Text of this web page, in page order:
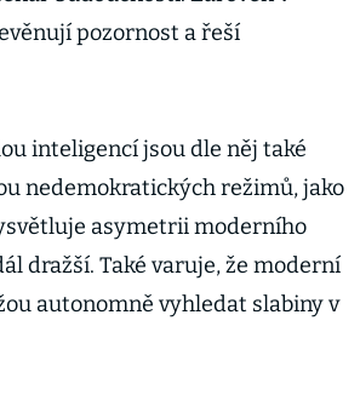
pozornost a řeší
inteligencí jsou dle něj také
nedemokratických režimů, jako
asymetrii moderního
dražší. Také varuje, že moderní
autonomně vyhledat slabiny v